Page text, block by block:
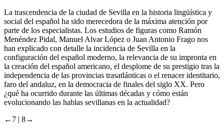
La trascendencia de la ciudad de Sevilla en la historia lingüística y
social del español ha sido merecedora de la máxima atención por
parte de los especialistas. Los estudios de figuras como Ramón
Menéndez Pidal, Manuel Alvar López o Juan Antonio Frago nos
han explicado con detalle la incidencia de Sevilla en la
configuración del español moderno, la relevancia de su impronta en
la creación del español americano, el desplome de su prestigio tras la
independencia de las provincias trasatlánticas o el renacer identitario,
faro del andaluz, en la democracia de finales del siglo XX. Pero
¿qué ha ocurrido durante las últimas décadas y cómo están
evolucionando las hablas sevillanas en la actualidad?
←7 | 8→